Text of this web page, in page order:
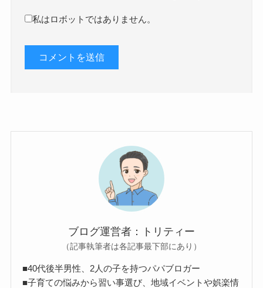
私はロボットではありません。
ブログ運営者：トリティー
（記事執筆者は各記事最下部にあり）
■40代後半男性、2人の子を持つパパブロガー
■子育ての悩みから習い事選び、地域イベントや娯楽情